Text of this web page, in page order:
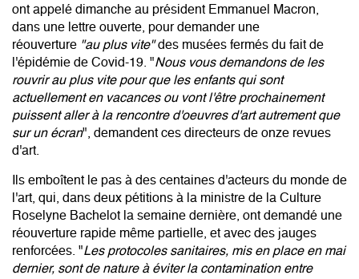
ont appelé dimanche au président Emmanuel Macron,
dans une lettre ouverte, pour demander une
réouverture "au plus vite"des musées fermés du fait de
l'épidémie de Covid-19. "Nous vous demandons de les
rouvrir au plus vite pour que les enfants qui sont
actuellement en vacances ou vont l'être prochainement
puissent aller à la rencontre d'oeuvres d'art autrement que
sur un écran", demandent ces directeurs de onze revues
d'art.
Ils emboîtent le pas à des centaines d'acteurs du monde de
l'art, qui, dans deux pétitions à la ministre de la Culture
Roselyne Bachelot la semaine dernière, ont demandé une
réouverture rapide même partielle, et avec des jauges
renforcées. "Les protocoles sanitaires, mis en place en mai
dernier, sont de nature à éviter la contamination entre